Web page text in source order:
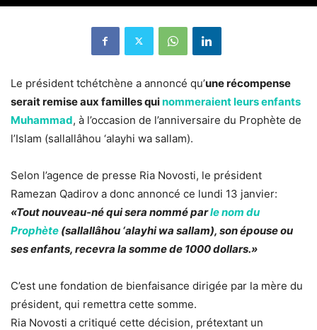
Le président tchétchène a annoncé qu’une récompense
serait remise aux familles quinommeraient leurs enfants
Muhammad, à l’occasion de l’anniversaire du Prophète de
l’Islam (sallallâhou ‘alayhi wa sallam).
Selon l’agence de presse Ria Novosti, le président
Ramezan Qadirov a donc annoncé ce lundi 13 janvier:
«Tout nouveau-né qui sera nommé parle nom du
Prophète (sallallâhou ‘alayhi wa sallam), son épouse ou
ses enfants, recevra la somme de 1000 dollars.»
C’est une fondation de bienfaisance dirigée par la mère du
président, qui remettra cette somme.
Ria Novosti a critiqué cette décision, prétextant un